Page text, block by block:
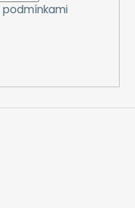
podmínkami